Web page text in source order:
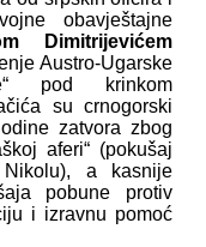
obavještajne
Dimitrijevićem
Austro-Ugarske
pod krinkom
su crnogorski
zatvora zbog
aferi“ (pokušaj
a kasnije
pobune protiv
i izravnu pomoć